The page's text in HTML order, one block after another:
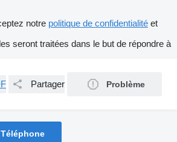
notre politique de confidentialité et
seront traitées dans le but de répondre à
Partager Problème
Téléphone